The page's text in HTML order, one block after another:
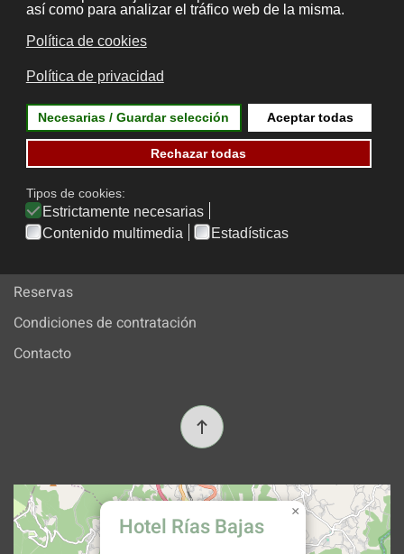
Rúa Daniel de la Sota Valdecilla, 7
36001, Pontevedra, Spain
Aviso legal
Cookies
Mapa web
Reservas
Condiciones de contratación
Contacto
Hotel Rías Bajas
×